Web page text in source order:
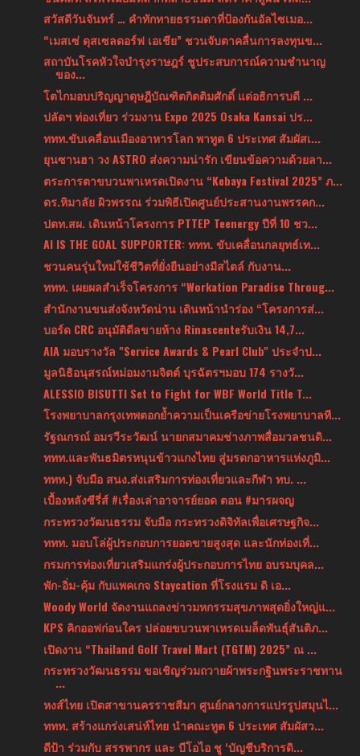
สวัสดีวันจันทร์ … คำทักทายธรรมดาที่ป้องกันอัลไซเมอ...
“เมสเซ่ ดุสเซลดอร์ฟ เอเชีย” ชวนจับตาคลื่นการลงทุนข...
สถาบันโรคหัวใจบำรุงราษฎร์ ชูประสบการณ์ความชำนาญ
ของ...
โตไกมอบปริญญาดุษฎีบัณฑิตกิตติมศักดิ์ แด่อธิการบดี ...
ปลัดฯ ท่องเที่ยว ร่วมงาน Expo 2025 Osaka Kansai ปร...
ททท.ขับเคลื่อนเมืองอาหารโลก พาทูต 6 ประเทศ สัมผัสเ...
ยุนซานฮา วง ASTRO ส่งความน่ารัก เขียนข้อความด้วยลา...
ตระการตาขบวนพาเหรดเปิดงาน “Kebaya Festival 2025” ภ...
ดร.หิมาลัย ผิวพรรณ ร่วมพิธีเปิดศูนย์ประสานงานพรรคก...
ปตท.สผ. เดินหน้าโครงการ PTTEP Teenergy ปีที่ 10 ชว...
AI IS THE GOAL SUPPORTER: ททท. ขับเคลื่อนกลยุทธ์เท...
ชวนคนรุ่นใหม่ใช้ชีวิตที่ยั่งยืนอย่างมีสไตล์ กับงาน...
ททท. เผยผลสำเร็จโครงการ “Workation Paradise Throug...
สำนักงานขนส่งจังหวัดน่าน เดินหน้านำร่อง “โครงการส่...
บอร์ด CRC อนุมัติดีลขายห้าง Rinascenteรับเงิน 14,7...
AIA มอบรางวัล "Service Awards & Pearl Club" ประจำป...
มูลนิธิอนุสรณ์หม่อมงามจิตต์ บุรฉัตรฯมอบ 174 รางวั...
ALESSIO BISUTTI Set to Fight for WBF World Title T...
โรงพยาบาลกรุงเทพตอกย้ำความเป็นเครือข่ายโรงพยาบาลที...
รัฐณกรณ์ อมรวีระวัฒน์ นายกสมาคมช่างภาพสื่อมวลชนดิ...
ททท.และพันธมิตรหนุนข้าวแกงไทย สู่มรดกอาหารแห่งภูมิ...
ททท.) จับมือ สนง.ส่งเสริมการท่องเที่ยวและกีฬา ทบ. ...
เบื้องหลังซีรี่ส์ #เรื่องเล่าอาจารย์ยอด ตอน #มารผจญ
กระทรวงวัฒนธรรม จับมือ กระทรวงดิจิทัลเพื่อเศรษฐกิจ...
ททท. มอบโล่ผู้ประกอบการยอดขายสูงสุด และนักท่องเที่...
กรมการท่องเที่ยวเสริมแกร่งผู้ประกอบการไทย อบรมบุคล...
พัก-อิ่ม-คุ้ม กับแพคเกจ Staycation ที่โรงแรม ดิ เอ...
Woody World จัดงานแถลงข่าวมหกรรมสุขภาพสุดยิ่งใหญ่แ...
KPS คิกออฟก่อนใคร ปล่อยขบวนพาเหรดเมล็ดพันธุ์สันติภ...
เปิดงาน “Thailand Golf Travel Mart (TGTM) 2025” ณ ...
กระทรวงวัฒนธรรม ขอเชิญร่วมถวายผ้าพระกฐินพระราชทาน
...
หงส์ไทย เปิดสาขานครราชสีมา ศูนย์กลางการแปรรูปสมุนไ...
ททท. สร้างแกร่งเสน่ห์ไทย นำคณะทูต 6 ประเทศ สัมผัสว...
ดีป้า ร่วมกับ สรรพากร และ บีโอไอ ชู ‘บัญชีบริการดิ...